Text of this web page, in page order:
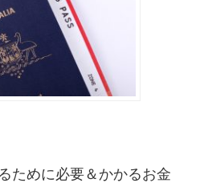
ために必要＆かかるお金